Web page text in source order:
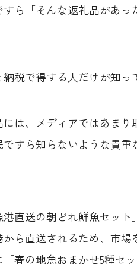
ら「そんな返礼品があっ
税で得する人だけが知っ
は、メディアではあま
すら知らないような貴重
直送の朝どれ鮮魚セット
ら直送されるため、市
春の地魚おまかせ5種セ